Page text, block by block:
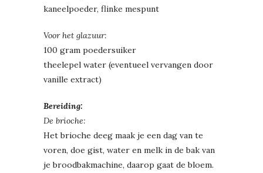
kaneelpoeder, flinke mespunt
Voor het glazuur:
100 gram poedersuiker
theelepel water (eventueel vervangen door
vanille extract)
Bereiding:
De brioche:
Het brioche deeg maak je een dag van te
voren, doe gist, water en melk in de bak van
je broodbakmachine, daarop gaat de bloem.